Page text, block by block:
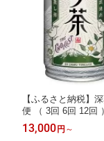
【ふるさと納税】
便 （ 3回 6回 12回
とめ買い 箱買い 缶
静岡県 菊川市 送料
13,000 円 ～